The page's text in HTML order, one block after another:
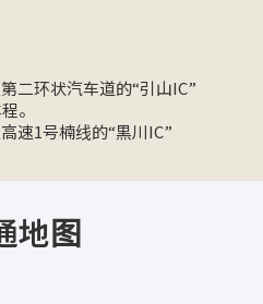
二环状汽车道的“引山IC”
。
速1号楠线的“黒川IC”
地图